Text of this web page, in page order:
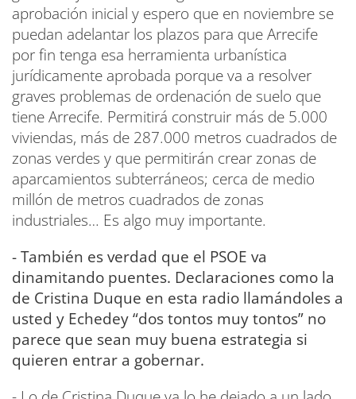
aprobación inicial y espero que en noviembre se
puedan adelantar los plazos para que Arrecife
por fin tenga esa herramienta urbanística
jurídicamente aprobada porque va a resolver
graves problemas de ordenación de suelo que
tiene Arrecife. Permitirá construir más de 5.000
viviendas, más de 287.000 metros cuadrados de
zonas verdes y que permitirán crear zonas de
aparcamientos subterráneos; cerca de medio
millón de metros cuadrados de zonas
industriales… Es algo muy importante.
- También es verdad que el PSOE va
dinamitando puentes. Declaraciones como la
de Cristina Duque en esta radio llamándoles a
usted y Echedey “dos tontos muy tontos” no
parece que sean muy buena estrategia si
quieren entrar a gobernar.